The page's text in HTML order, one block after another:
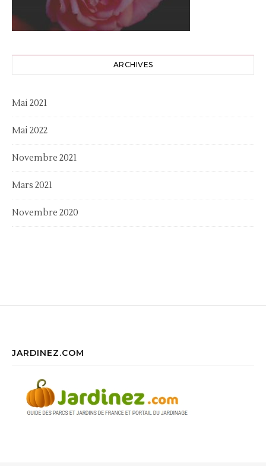
ARCHIVES
Mai 2021
Mai 2022
Novembre 2021
Mars 2021
Novembre 2020
JARDINEZ.COM